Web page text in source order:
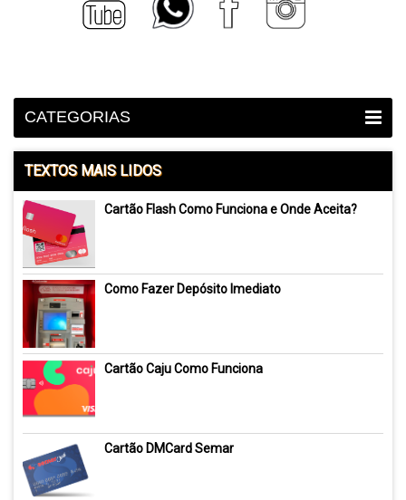
CATEGORIAS
TEXTOS MAIS LIDOS
Cartão Flash Como Funciona e Onde Aceita?
Como Fazer Depósito Imediato
Cartão Caju Como Funciona
Cartão DMCard Semar